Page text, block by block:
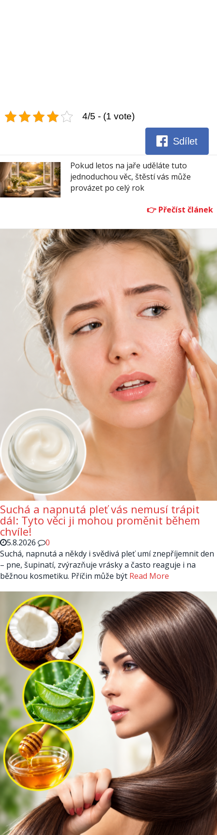
4/5 - (1 vote)
Sdílet
Pokud letos na jaře uděláte tuto
jednoduchou věc, štěstí vás může
provázet po celý rok
Suchá a napnutá pleť vás nemusí trápit
dál: Tyto věci ji mohou proměnit během
chvíle!
5.8.2026
0
Suchá, napnutá a někdy i svědivá pleť umí znepříjemnit den
– pne, šupinatí, zvýrazňuje vrásky a často reaguje i na
běžnou kosmetiku. Příčin může být Read More